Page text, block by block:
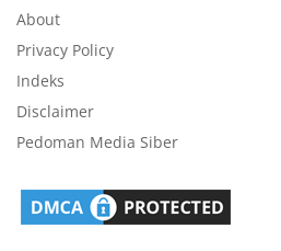
About
Privacy Policy
Indeks
Disclaimer
Pedoman Media Siber